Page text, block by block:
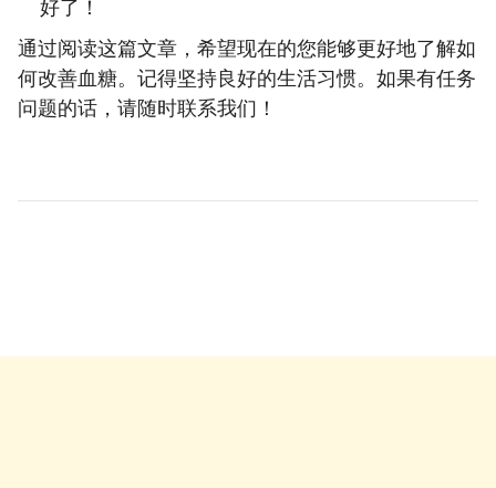
好了！
通过阅读这篇文章，希望现在的您能够更好地了解如
何改善血糖。记得坚持良好的生活习惯。如果有任务
问题的话，请随时联系我们！